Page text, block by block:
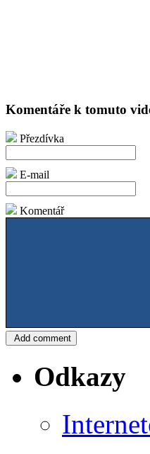
Komentáře k tomuto
Přezdívka
E-mail
Komentář
Odkazy